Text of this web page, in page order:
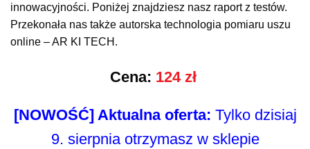
innowacyjności. Poniżej znajdziesz nasz raport z testów.
Przekonała nas także autorska technologia pomiaru uszu
online – AR KI TECH.
Cena: 124 zł
[NOWOŚĆ] Aktualna oferta: Tylko dzisiaj
9. sierpnia otrzymasz w sklepie